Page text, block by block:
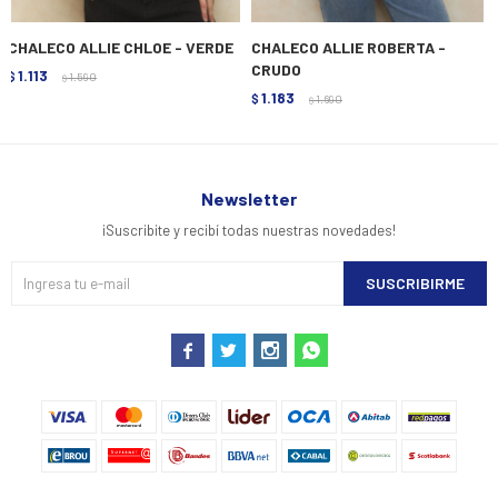
CHALECO ALLIE CHLOE - VERDE
$ 1.113 $ 1.590
CHALECO ALLIE ROBERTA -
CRUDO
$ 1.183 $ 1.690
Newsletter
¡Suscribite y recibí todas nuestras novedades!
SUSCRIBIRME
   